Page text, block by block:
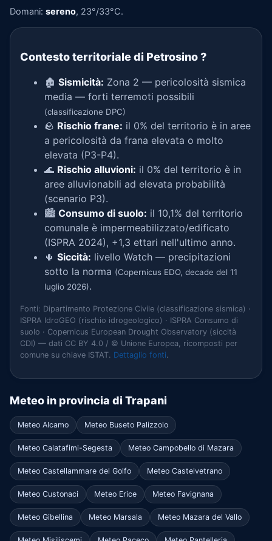
Domani: sereno, 23°/33°C.
Contesto territoriale di Petrosino?
🏚️ Sismicità: Zona 2 — pericolosità sismica
media — forti terremoti possibili
(classificazione DPC)
🪨 Rischio frane: il 0% del territorio è in aree
a pericolosità da frana elevata o molto
elevata (P3-P4).
🌊 Rischio alluvioni: il 0% del territorio è in
aree alluvionabili ad elevata probabilità
(scenario P3).
🏙️ Consumo di suolo: il 10,1% del territorio
comunale è impermeabilizzato/edificato
(ISPRA 2024), +1,3 ettari nell'ultimo anno.
🌵 Siccità: livello Watch — precipitazioni
sotto la norma (Copernicus EDO, decade del 11
luglio 2026).
Fonti: Dipartimento Protezione Civile (classificazione sismica) ·
ISPRA IdroGEO (rischio idrogeologico) · ISPRA Consumo di
suolo · Copernicus European Drought Observatory (siccità
CDI) — dati CC BY 4.0 / © Unione Europea, ricomposti per
comune su chiave ISTAT. Dettaglio fonti.
Meteo in provincia di Trapani
Meteo Alcamo Meteo Buseto Palizzolo
Meteo Calatafimi-Segesta Meteo Campobello di Mazara
Meteo Castellammare del Golfo Meteo Castelvetrano
Meteo Custonaci Meteo Erice Meteo Favignana
Meteo Gibellina Meteo Marsala Meteo Mazara del Vallo